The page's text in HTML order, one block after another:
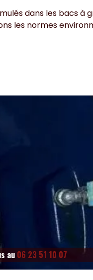
dans les bacs à
les normes
au 06 23 51 10 07